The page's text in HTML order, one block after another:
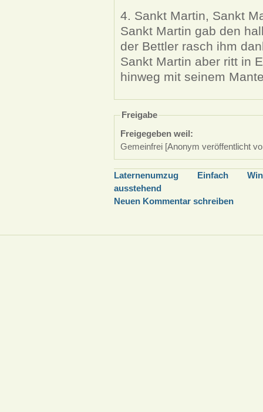
4. Sankt Martin, Sankt
Sankt Martin gab den
der Bettler rasch ihm
Sankt Martin aber ritt in
hinweg mit seinem
Freigabe
Freigegeben weil:
Gemeinfrei [Anonym veröffentlicht
Laternenumzug Einfach
ausstehend
Neuen Kommentar schreiben